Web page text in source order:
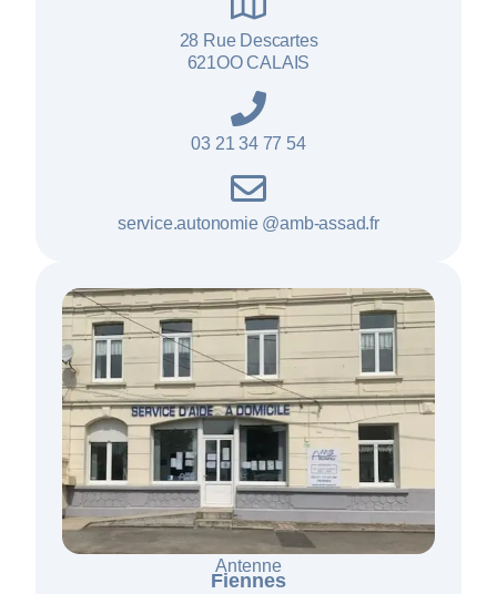
28 Rue Descartes
621OO CALAIS
03 21 34 77 54
service.autonomie @amb-assad.fr
Antenne
Fiennes